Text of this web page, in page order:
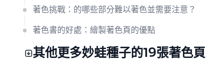
著色挑戰：的哪些部分難以著色並需要注意？
著色書的好處：繪製著色頁的優點
其他更多妙蛙種子的19張著色頁